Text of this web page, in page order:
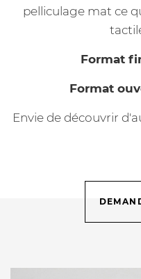
pelliculage mat ce
Format
Format
Envie de découvrir